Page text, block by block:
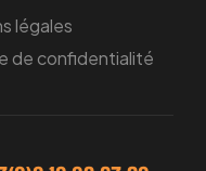
légales
de confidentialité